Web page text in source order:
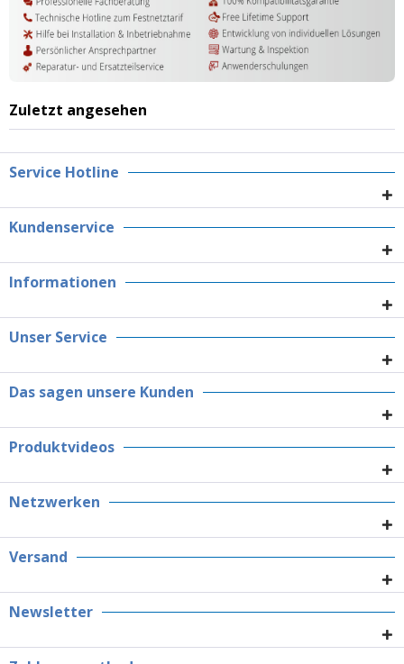
Zuletzt angesehen
Service Hotline
Kundenservice
Informationen
Unser Service
Das sagen unsere Kunden
Produktvideos
Netzwerken
Versand
Newsletter